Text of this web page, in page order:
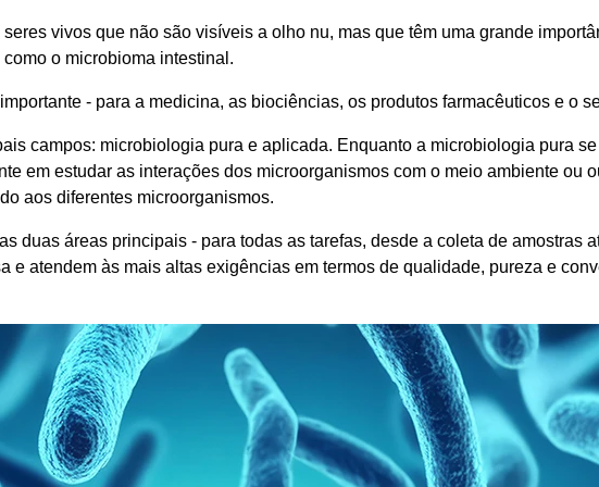
vivos que não são visíveis a olho nu, mas que têm uma grande
o microbioma intestinal.
- para a medicina, as biociências, os produtos farmacêuticos e o
campos: microbiologia pura e aplicada. Enquanto a microbiologia pura
em estudar as interações dos microorganismos com o meio ambiente ou
aos diferentes microorganismos.
duas áreas principais - para todas as tarefas, desde a coleta de
e atendem às mais altas exigências em termos de qualidade, pureza e